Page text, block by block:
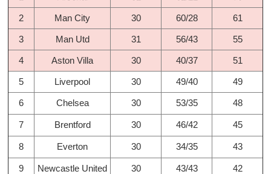
2 Man City 30 60/28 61
3 Man Utd 31 56/43 55
4 Aston Villa 30 40/37 51
5 Liverpool 30 49/40 49
6 Chelsea 30 53/35 48
7 Brentford 30 46/42 45
8 Everton 30 34/35 43
9 Newcastle United 30 43/43 42